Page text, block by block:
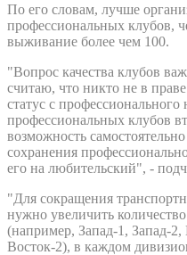
По его словам, лучше
профессиональных клубов,
выживание более чем 100.
"Вопрос качества клубов
считаю, что никто не в
статус с
профессиональных клубов
возможность
сохранения
его на любительский", -
"Для сокращения
нужно увеличить
(например, Запад-1, Запад-
Восток-2), в каждом